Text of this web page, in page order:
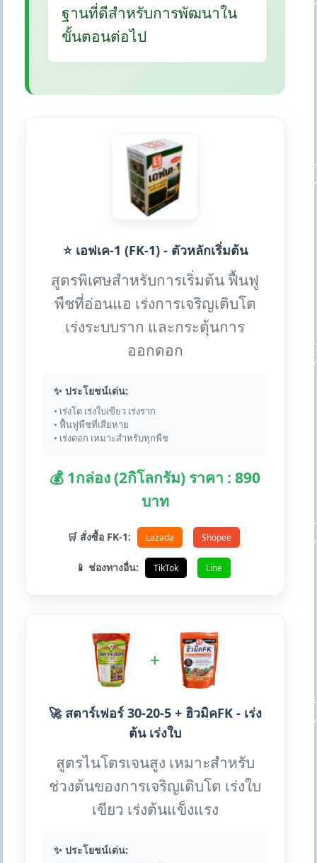
ฐานที่ดีสำหรับการพัฒนาใน
ขั้นตอนต่อไป
⭐ เอฟเค-1 (FK-1) - ตัวหลักเริ่มต้น
สูตรพิเศษสำหรับการเริ่มต้น ฟื้นฟู
พืชที่อ่อนแอ เร่งการเจริญเติบโต
เร่งระบบราก และกระตุ้นการ
ออกดอก
✨ ประโยชน์เด่น:
• เร่งโต เร่งใบเขียว เร่งราก
• ฟื้นฟูพืชที่เสียหาย
• เร่งดอก เหมาะสำหรับทุกพืช
💰 1กล่อง (2กิโลกรัม) ราคา : 890
บาท
🛒 สั่งซื้อ FK-1: Lazada Shopee
📱 ช่องทางอื่น: TikTok Line
+
🚀 สตาร์เฟอร์ 30-20-5 + ฮิวมิคFK - เร่ง
ต้น เร่งใบ
สูตรไนโตรเจนสูง เหมาะสำหรับ
ช่วงต้นของการเจริญเติบโต เร่งใบ
เขียว เร่งต้นแข็งแรง
✨ ประโยชน์เด่น: